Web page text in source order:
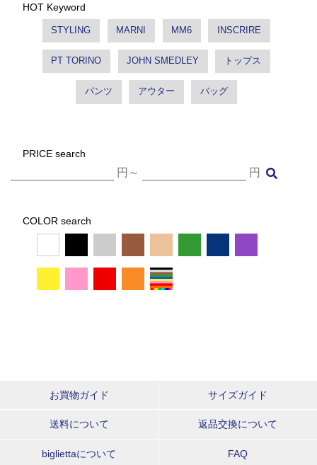
HOT Keyword
STYLING MARNI MM6 INSCRIRE
PT TORINO JOHN SMEDLEY トップス
パンツ アウター バッグ
PRICE search
円～ 円
COLOR search
お買物ガイド サイズガイド
送料について 返品交換について
bigliettaについて FAQ